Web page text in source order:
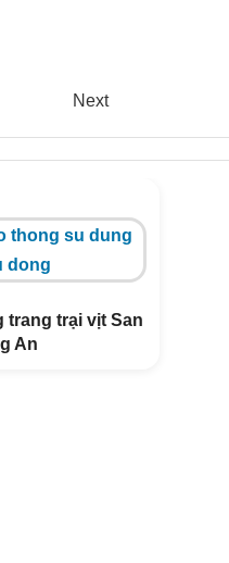
Next
trang trại vịt San
An
VÀ CHẤT
NEMA2